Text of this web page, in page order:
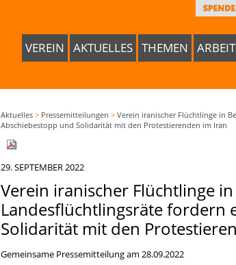
VEREIN AKTUELLES THEMEN
Aktuelles > Pressemitteilungen > Verein iranischer Flüchtlinge in
Abschiebestopp und Solidarität mit den Protestierenden im Iran
29. SEPTEMBER 2022
Verein iranischer Flüchtlinge in
Landesflüchtlingsräte fordern
Solidarität mit den
Gemeinsame Pressemitteilung am 28.09.2022